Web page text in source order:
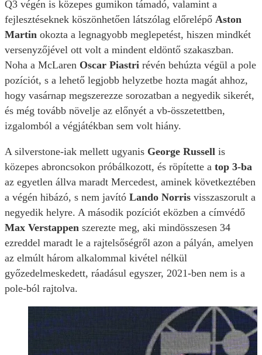
Q3 végén is közepes gumikon támadó, valamint a
fejlesztéseknek köszönhetően látszólag előrelépő Aston
Martin okozta a legnagyobb meglepetést, hiszen mindkét
versenyzőjével ott volt a mindent eldöntő szakaszban.
Noha a McLaren Oscar Piastri révén behúzta végül a pole
pozíciót, s a lehető legjobb helyzetbe hozta magát ahhoz,
hogy vasárnap megszerezze sorozatban a negyedik sikerét,
és még tovább növelje az előnyét a vb-összetettben,
izgalomból a végjátékban sem volt hiány.
A silverstone-iak mellett ugyanis George Russell is
közepes abroncsokon próbálkozott, és röpítette a top 3-ba
az egyetlen állva maradt Mercedest, aminek következtében
a végén hibázó, s nem javító Lando Norris visszaszorult a
negyedik helyre. A második pozíciót eközben a címvédő
Max Verstappen szerezte meg, aki mindösszesen 34
ezreddel maradt le a rajtelsőségről azon a pályán, amelyen
az elmúlt három alkalommal kivétel nélkül
győzedelmeskedett, ráadásul egyszer, 2021-ben nem is a
pole-ból rajtolva.